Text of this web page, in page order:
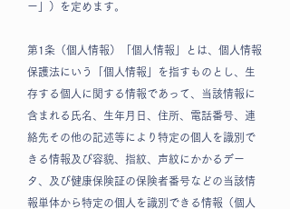
ー」）を定めます。
第1条（個人情報）「個人情報」とは、個人情報
保護法にいう「個人情報」を指すものとし、生
存する個人に関する情報であって、当該情報に
含まれる氏名、生年月日、住所、電話番号、連
絡先その他の記述等により特定の個人を識別で
きる情報及び容貌、指紋、声紋にかかるデー
タ、及び健康保険証の保険者番号などの当該情
報単体から特定の個人を識別できる情報（個人